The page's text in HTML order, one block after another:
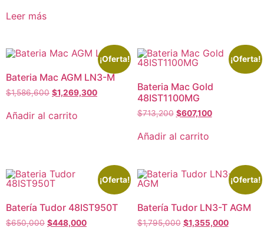
Leer más
¡Oferta!
Bateria Mac AGM LN3-M
$1,586,600 $1,269,300
Añadir al carrito
¡Oferta!
Bateria Mac Gold
48IST1100MG
$713,200 $607,100
Añadir al carrito
¡Oferta!
Batería Tudor 48IST950T
$650,000 $448,000
¡Oferta!
Batería Tudor LN3-T AGM
$1,795,000 $1,355,000